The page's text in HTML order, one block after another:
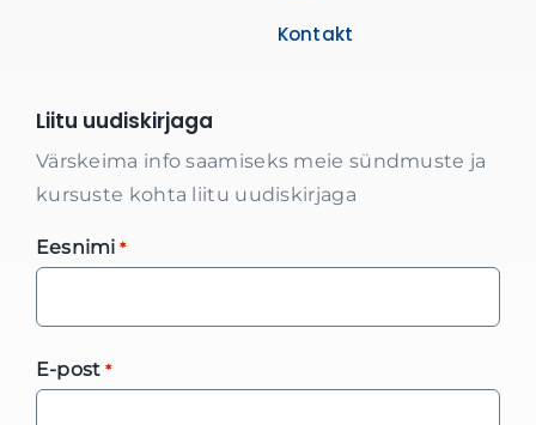
Kontakt
Liitu uudiskirjaga
Värskeima info saamiseks meie sündmuste ja
kursuste kohta liitu uudiskirjaga
Eesnimi *
E-post *